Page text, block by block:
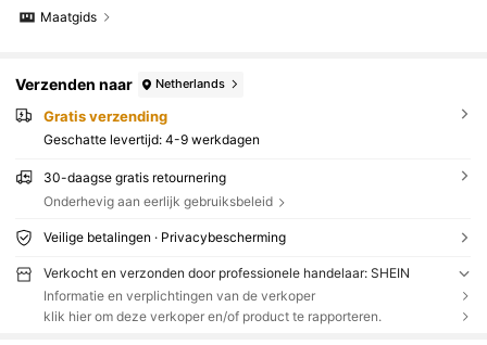
Maatgids
Verzenden naar Netherlands
Gratis verzending
Geschatte levertijd: 4-9 werkdagen
30-daagse gratis retournering
Onderhevig aan eerlijk gebruiksbeleid
Veilige betalingen · Privacybescherming
Verkocht en verzonden door professionele handelaar: SHEIN
Informatie en verplichtingen van de verkoper
klik hier om deze verkoper en/of product te rapporteren.